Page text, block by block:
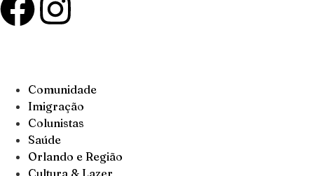
Comunidade
Imigração
Colunistas
Saúde
Orlando e Região
Cultura & Lazer